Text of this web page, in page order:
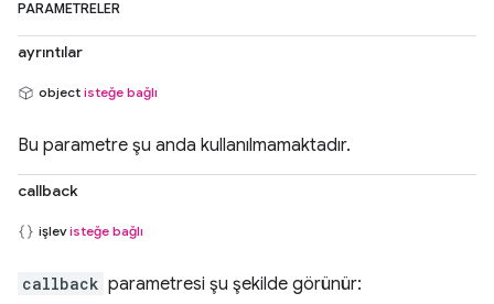
PARAMETRELER
ayrıntılar
object isteğe bağlı
Bu parametre şu anda kullanılmamaktadır.
callback
işlevisteğe bağlı
callback parametresi şu şekilde görünür: